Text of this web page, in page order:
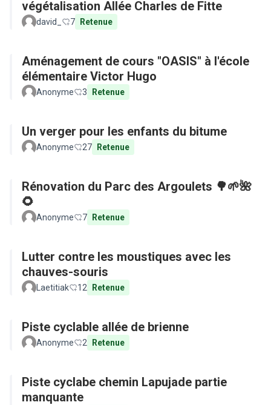
végétalisation Allée Charles de Fitte
david_ 7 Retenue
Aménagement de cours "OASIS" à l'école
élémentaire Victor Hugo
Anonyme 3 Retenue
Un verger pour les enfants du bitume
Anonyme 27 Retenue
Rénovation du Parc des Argoulets 🌳🌱🌺
🌻
Anonyme 7 Retenue
Lutter contre les moustiques avec les
chauves-souris
Laetitiak 12 Retenue
Piste cyclable allée de brienne
Anonyme 2 Retenue
Piste cyclabe chemin Lapujade partie
manquante